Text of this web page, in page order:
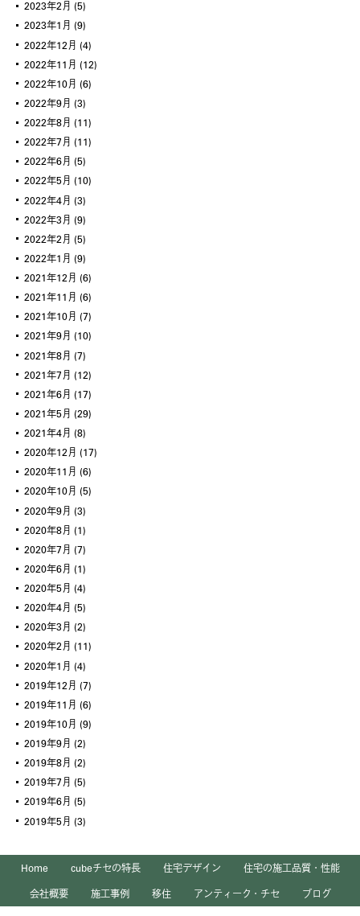
2023年2月 (5)
2023年1月 (9)
2022年12月 (4)
2022年11月 (12)
2022年10月 (6)
2022年9月 (3)
2022年8月 (11)
2022年7月 (11)
2022年6月 (5)
2022年5月 (10)
2022年4月 (3)
2022年3月 (9)
2022年2月 (5)
2022年1月 (9)
2021年12月 (6)
2021年11月 (6)
2021年10月 (7)
2021年9月 (10)
2021年8月 (7)
2021年7月 (12)
2021年6月 (17)
2021年5月 (29)
2021年4月 (8)
2020年12月 (17)
2020年11月 (6)
2020年10月 (5)
2020年9月 (3)
2020年8月 (1)
2020年7月 (7)
2020年6月 (1)
2020年5月 (4)
2020年4月 (5)
2020年3月 (2)
2020年2月 (11)
2020年1月 (4)
2019年12月 (7)
2019年11月 (6)
2019年10月 (9)
2019年9月 (2)
2019年8月 (2)
2019年7月 (5)
2019年6月 (5)
2019年5月 (3)
Home cubeチセの特長 住宅デザイン
住宅の施工品質・性能
会社概要
施工事例 移住 アンティーク・チセ ブログ